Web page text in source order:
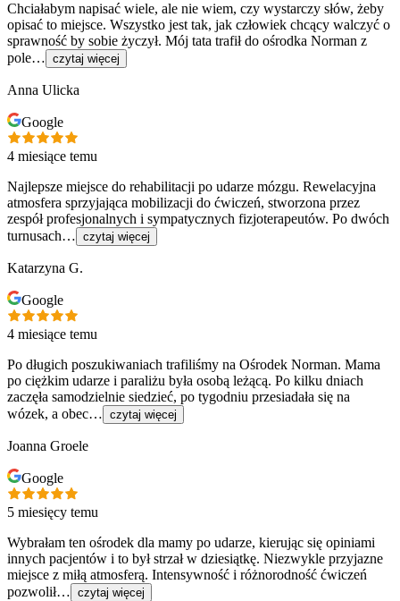
Chciałabym napisać wiele, ale nie wiem, czy wystarczy słów, żeby
opisać to miejsce. Wszystko jest tak, jak człowiek chcący walczyć o
sprawność by sobie życzył. Mój tata trafił do ośrodka Norman z
pole… czytaj więcej
Anna Ulicka
Google
4 miesiące temu
Najlepsze miejsce do rehabilitacji po udarze mózgu. Rewelacyjna
atmosfera sprzyjająca mobilizacji do ćwiczeń, stworzona przez
zespół profesjonalnych i sympatycznych fizjoterapeutów. Po dwóch
turnusach… czytaj więcej
Katarzyna G.
Google
4 miesiące temu
Po długich poszukiwaniach trafiliśmy na Ośrodek Norman. Mama
po ciężkim udarze i paraliżu była osobą leżącą. Po kilku dniach
zaczęła samodzielnie siedzieć, po tygodniu przesiadała się na
wózek, a obec… czytaj więcej
Joanna Groele
Google
5 miesięcy temu
Wybrałam ten ośrodek dla mamy po udarze, kierując się opiniami
innych pacjentów i to był strzał w dziesiątkę. Niezwykle przyjazne
miejsce z miłą atmosferą. Intensywność i różnorodność ćwiczeń
pozwolił… czytaj więcej